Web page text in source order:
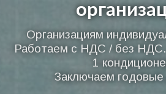
Организациям
Работаем с НДС / без
1
Заключаем годовые